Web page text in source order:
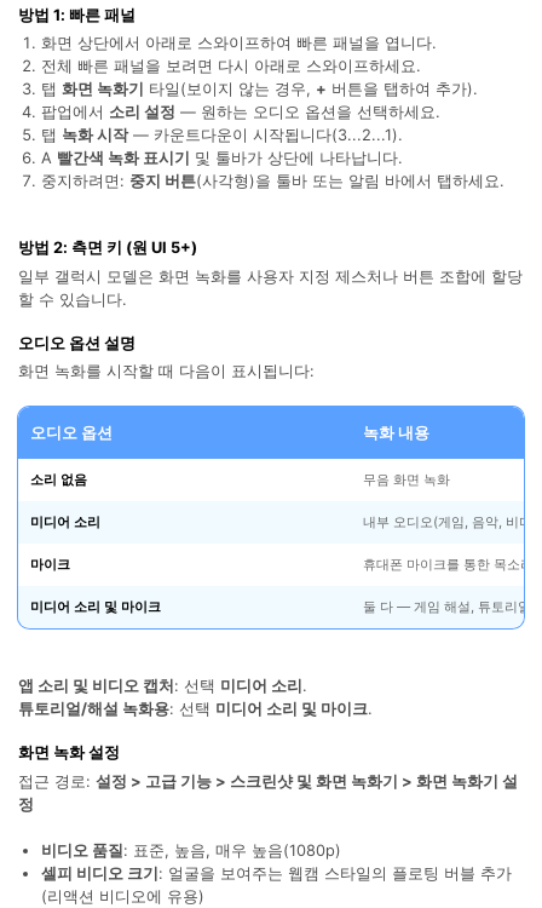
리소스 허브
3,000개 이상의 사용 가이드, 전문가 팁 및 최
신 모바일 소식을 확인하세요.
고객 지원
무료 다운로드 로그인
검색하기
방법 1: 빠른 패널
화면 상단에서 아래로 스와이프하여 빠른 패널을 엽니다.
전체 빠른 패널을 보려면 다시 아래로 스와이프하세요.
탭 화면 녹화기 타일(보이지 않는 경우, + 버튼을 탭하여 추가).
팝업에서 소리 설정 — 원하는 오디오 옵션을 선택하세요.
탭 녹화 시작— 카운트다운이 시작됩니다(3...2...1).
A 빨간색 녹화 표시기
및 툴바가 상단에 나타납니다.
중지하려면: 중지 버튼(사각형)을 툴바 또는 알림 바에서 탭하세요.
방법 2: 측면 키 (원 UI 5+)
일부 갤럭시 모델은 화면 녹화를 사용자 지정 제스처나 버튼 조합에 할당
할 수 있습니다.
오디오 옵션 설명
화면 녹화를 시작할 때 다음이 표시됩니다:
오디오 옵션 녹화 내용
소리 없음 무음 화면 녹화
미디어 소리 내부 오디오(게임, 음악, 비디
마이크 휴대폰 마이크를 통한 목소리
미디어 소리 및 마이크 둘 다 — 게임 해설, 튜토리얼
앱 소리 및 비디오 캡처 : 선택 미디어 소리 .
튜토리얼/해설 녹화용: 선택 미디어 소리 및 마이크.
화면 녹화 설정
접근 경로: 설정 > 고급 기능 > 스크린샷 및 화면 녹화기 > 화면 녹화기 설
정
비디오 품질: 표준, 높음, 매우 높음(1080p)
셀피 비디오 크기: 얼굴을 보여주는 웹캠 스타일의 플로팅 버블 추가
(리액션 비디오에 유용)